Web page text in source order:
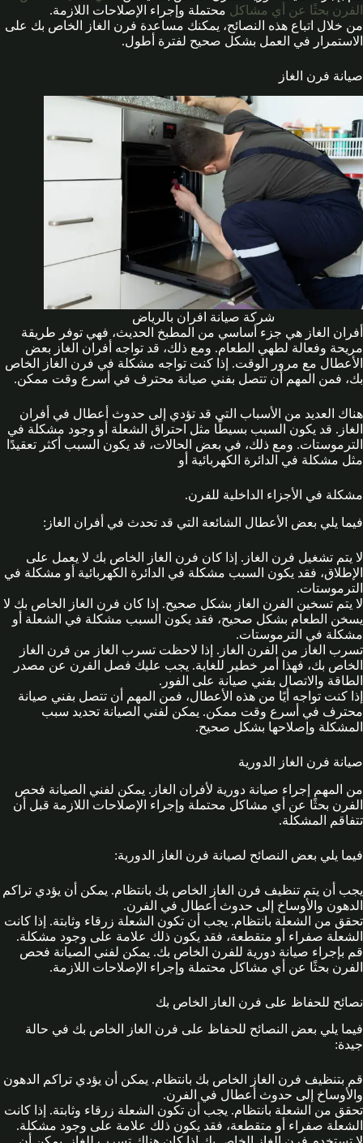
الفرن بحثًا عن أي مشاكل محتملة وإجراء الإصلاحات اللازمة.
من خلال اتباع هذه النصائح، يمكنك مساعدة فرن الغاز الخاص بك على
الاستمرار في العمل بشكل صحيح لفترة أطول.
صيانة فرن الغاز
شركة صيانة افران بالرياض
أفران الغاز هي جزء أساسي من المطبخ الحديث، فهي توفر طريقة
مريحة وفعالة لطهي الطعام. ومع ذلك، قد تواجه أفران الغاز بعض
الأعطال مع مرور الوقت. إذا كنت تواجه مشكلة في فرن الغاز الخاص
بك، فمن المهم أن تتصل بفني صيانة محترف في أسرع وقت ممكن.
هناك العديد من الأسباب التي قد تؤدي إلى حدوث أعطال في أفران
الغاز. قد يكون السبب بسيطًا مثل احتراق الشعلة أو وجود مشكلة في
الترموستات. ومع ذلك، في بعض الحالات، قد يكون السبب أكثر تعقيدًا
مثل مشكلة في الدائرة الكهربائية أو
مشكلة في الأجزاء الداخلية للفرن.
فيما يلي بعض الأعطال الشائعة التي قد تحدث في أفران الغاز:
لا يتم تشغيل فرن الغاز. إذا كان فرن الغاز الخاص بك لا يعمل على
الإطلاق، فقد يكون السبب مشكلة في الدائرة الكهربائية أو مشكلة في
الترموستات.
لا يتم تسخين الفرن الغاز بشكل صحيح. إذا كان فرن الغاز الخاص بك لا
يسخن الطعام بشكل صحيح، فقد يكون السبب مشكلة في الشعلة أو
مشكلة في الترموستات.
تسرب الغاز من الفرن الغاز. إذا لاحظت تسرب الغاز من فرن الغاز
الخاص بك، فهذا أمر خطير للغاية. يجب عليك فصل الفرن عن مصدر
الطاقة والاتصال بفني صيانة على الفور.
إذا كنت تواجه أيًا من هذه الأعطال، فمن المهم أن تتصل بفني صيانة
محترف في أسرع وقت ممكن. يمكن لفني الصيانة تحديد سبب
المشكلة وإصلاحها بشكل صحيح.
صيانة فرن الغاز الدورية
من المهم إجراء صيانة دورية لأفران الغاز. يمكن لفني الصيانة فحص
الفرن بحثًا عن أي مشاكل محتملة وإجراء الإصلاحات اللازمة قبل أن
تتفاقم المشكلة.
فيما يلي بعض النصائح لصيانة فرن الغاز الدورية:
يجب أن يتم تنظيف فرن الغاز الخاص بك بانتظام. يمكن أن يؤدي تراكم
الدهون والأوساخ إلى حدوث أعطال في الفرن.
تحقق من الشعلة بانتظام. يجب أن تكون الشعلة زرقاء وثابتة. إذا كانت
الشعلة صفراء أو متقطعة، فقد يكون ذلك علامة على وجود مشكلة.
قم بإجراء صيانة دورية للفرن الخاص بك. يمكن لفني الصيانة فحص
الفرن بحثًا عن أي مشاكل محتملة وإجراء الإصلاحات اللازمة.
نصائح للحفاظ على فرن الغاز الخاص بك
فيما يلي بعض النصائح للحفاظ على فرن الغاز الخاص بك في حالة
جيدة:
قم بتنظيف فرن الغاز الخاص بك بانتظام. يمكن أن يؤدي تراكم الدهون
والأوساخ إلى حدوث أعطال في الفرن.
تحقق من الشعلة بانتظام. يجب أن تكون الشعلة زرقاء وثابتة. إذا كانت
الشعلة صفراء أو متقطعة، فقد يكون ذلك علامة على وجود مشكلة.